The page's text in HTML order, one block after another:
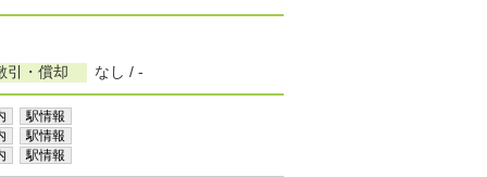
引・償却 なし / -
駅情報
駅情報
駅情報